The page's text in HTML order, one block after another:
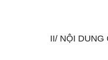
II/ NỘI DUNG